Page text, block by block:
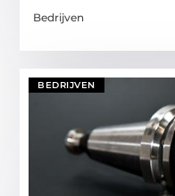
Bedrijven
BEDRIJVEN